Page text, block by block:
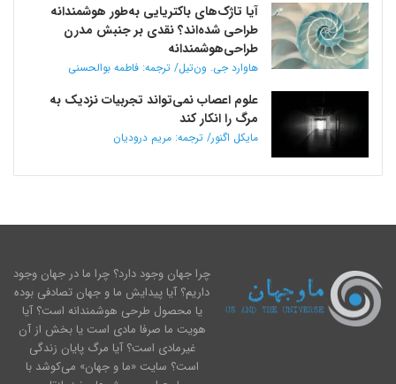
آیا تاژک‌های باکتریایی به‌طور هوشمندانه
طراحی شده‌اند؟ نقدی بر جنبش مدرن
طراحی‌هوشمندانه
هاوارد جی. ون‌تیل/ ترجمه: فاطمه بوالحسنی
علوم اعصاب نمی‌تواند تجربیات نزدیک به
مرگ را انکار کند
مایکل اگنور/ ترجمه: مریم درودیان
چرا جهان وجود دارد؟ چرا ما در جهان وجود
داریم؟ آیا پیدایش ما و جهان تصادفی بوده
یا محصول طرحی هوشمندانه است؟ آیا
هویت ما صرفا مادی است یا بخش از آن
غیرمادی است؟ آیا مرگ پایان زندگی
است؟ سایت «ما و جهان» می‌کوشد با